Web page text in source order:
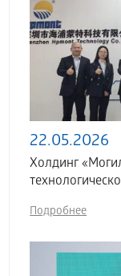
22.05.2026
Холдинг
Подробнее